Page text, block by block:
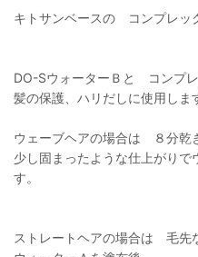
キトサンベースの コンプレッ
DO-SウォーターＢと コンプ
髪の保護、ハリだしに使用しま
ウェーブヘアの場合は ８分乾
少し固まったような仕上がりで
す。
ストレートヘアの場合は 毛先